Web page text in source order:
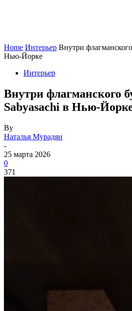
Home Интерьер Внутри
Нью-Йорке
Интерьер
Внутри флагманского
Sabyasachi в Нью-
By
Наталья Мурадян
-
25 марта 2026
0
371